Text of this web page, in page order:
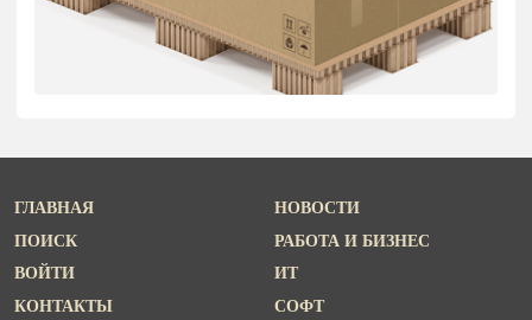
ГЛАВНАЯ
ПОИСК
ВОЙТИ
КОНТАКТЫ
НОВОСТИ
РАБОТА И БИЗНЕС
ИТ
СОФТ